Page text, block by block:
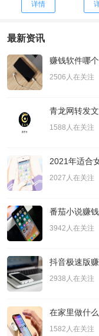
详情
最新资讯
赚钱软件哪
2506人在关注
青龙网转发
1588人在关注
2021年适合
2027人在关注
番茄小说赚
3942人在关注
抖音极速版
2938人在关注
在家里做什
1582人在关注